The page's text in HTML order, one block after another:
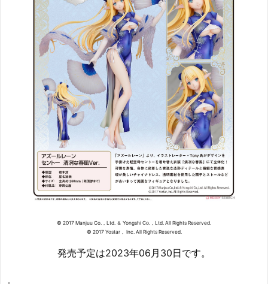
© 2017 Manjuu Co.，Ltd. ＆ Yongshi Co.，Ltd. All Rights Reserved.
© 2017 Yostar， Inc. All Rights Reserved.
発売予定は2023年06月30日です。